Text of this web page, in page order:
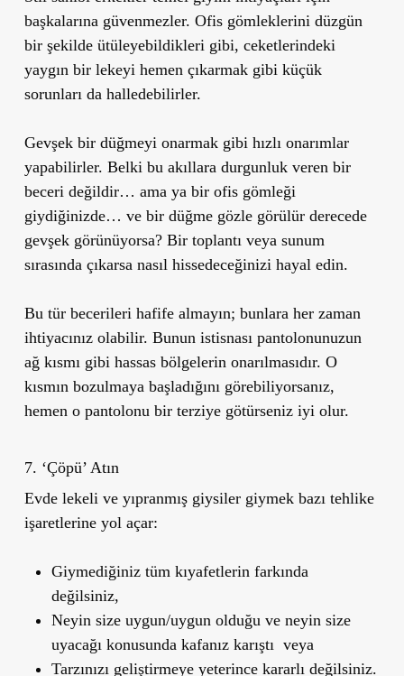
başkalarına güvenmezler. Ofis gömleklerini düzgün
bir şekilde ütüleyebildikleri gibi, ceketlerindeki
yaygın bir lekeyi hemen çıkarmak gibi küçük
sorunları da halledebilirler.
Gevşek bir düğmeyi onarmak gibi hızlı onarımlar
yapabilirler. Belki bu akıllara durgunluk veren bir
beceri değildir… ama ya bir ofis gömleği
giydiğinizde… ve bir düğme gözle görülür derecede
gevşek görünüyorsa? Bir toplantı veya sunum
sırasında çıkarsa nasıl hissedeceğinizi hayal edin.
Bu tür becerileri hafife almayın; bunlara her zaman
ihtiyacınız olabilir. Bunun istisnası pantolonunuzun
ağ kısmı gibi hassas bölgelerin onarılmasıdır. O
kısmın bozulmaya başladığını görebiliyorsanız,
hemen o pantolonu bir terziye götürseniz iyi olur.
7. ‘Çöpü’ Atın
Evde lekeli ve yıpranmış giysiler giymek bazı tehlike
işaretlerine yol açar:
Giymediğiniz tüm kıyafetlerin farkında
değilsiniz,
Neyin size uygun/uygun olduğu ve neyin size
uyacağı konusunda kafanız karıştı veya
Tarzınızı geliştirmeye yeterince kararlı değilsiniz.